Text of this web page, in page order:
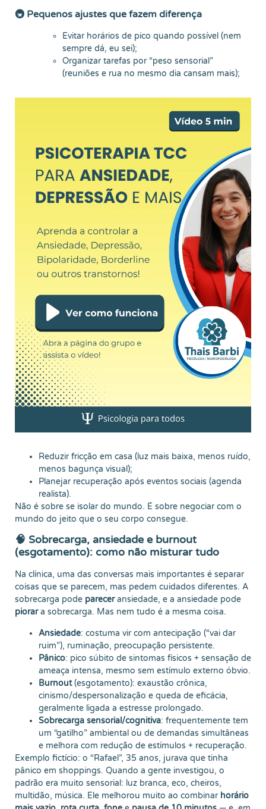
🚇 Pequenos ajustes que fazem diferença
Evitar horários de pico quando possível (nem
sempre dá, eu sei);
Organizar tarefas por “peso sensorial”
(reuniões e rua no mesmo dia cansam mais);
Reduzir fricção em casa (luz mais baixa, menos ruído,
menos bagunça visual);
Planejar recuperação após eventos sociais (agenda
realista).
Não é sobre se isolar do mundo. É sobre negociar com o
mundo do jeito que o seu corpo consegue.
🧠 Sobrecarga, ansiedade e burnout
(esgotamento): como não misturar tudo
Na clínica, uma das conversas mais importantes é separar
coisas que se parecem, mas pedem cuidados diferentes. A
sobrecarga pode pareceransiedade, e a ansiedade pode
piorara sobrecarga. Mas nem tudo é a mesma coisa.
Ansiedade: costuma vir com antecipação (“vai dar
ruim”), ruminação, preocupação persistente.
Pânico: pico súbito de sintomas físicos + sensação de
ameaça intensa, mesmo sem estímulo externo óbvio.
Burnout(esgotamento): exaustão crônica,
cinismo/despersonalização e queda de eficácia,
geralmente ligada a estresse prolongado.
Sobrecarga sensorial/cognitiva: frequentemente tem
um “gatilho” ambiental ou de demandas simultâneas
e melhora com redução de estímulos + recuperação.
Exemplo fictício: o “Rafael”, 35 anos, jurava que tinha
pânico em shoppings. Quando a gente investigou, o
padrão era muito sensorial: luz branca, eco, cheiros,
multidão, música. Ele melhorou muito ao combinar horário